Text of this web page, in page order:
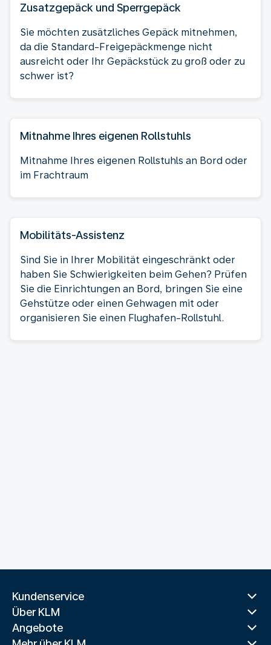
Zusatzgepäck und Sperrgepäck
Sie möchten zusätzliches Gepäck mitnehmen,
da die Standard-Freigepäckmenge nicht
ausreicht oder Ihr Gepäckstück zu groß oder zu
schwer ist?
Mitnahme Ihres eigenen Rollstuhls
Mitnahme Ihres eigenen Rollstuhls an Bord oder
im Frachtraum
Mobilitäts-Assistenz
Sind Sie in Ihrer Mobilität eingeschränkt oder
haben Sie Schwierigkeiten beim Gehen? Prüfen
Sie die Einrichtungen an Bord, bringen Sie eine
Gehstütze oder einen Gehwagen mit oder
organisieren Sie einen Flughafen-Rollstuhl.
Kundenservice
Über KLM
Angebote